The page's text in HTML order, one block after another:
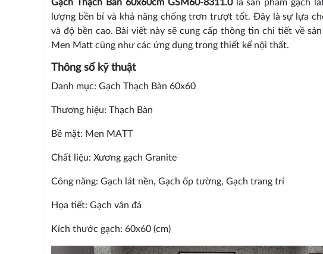
Gạch Thạch Bàn 60x60cm GSM60-8311.0 là sản phẩm gạch
lượng bền bỉ và khả năng chống trơn trượt tốt. Đây là sự lựa
và độ bền cao. Bài viết này sẽ cung cấp thông tin chi tiết về
Men Matt cũng như các ứng dụng trong thiết kế nội thất.
Thông số kỹ thuật
Danh mục: Gạch Thạch Bàn 60x60
Thương hiệu: Thạch Bàn
Bề mặt: Men MATT
Chất liệu: Xương gạch Granite
Công năng: Gạch lát nền, Gạch ốp tường, Gạch trang trí
Họa tiết: Gạch vân đá
Kích thước gạch: 60x60 (cm)